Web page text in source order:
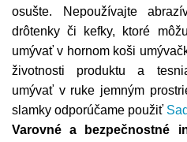
osušte. Nepoužívajte
drôtenky či kefky, ktoré
umývať v hornom koši
životnosti produktu a
umývať v ruke jemným
slamky odporúčame použiť
Varovné a bezpečnostné